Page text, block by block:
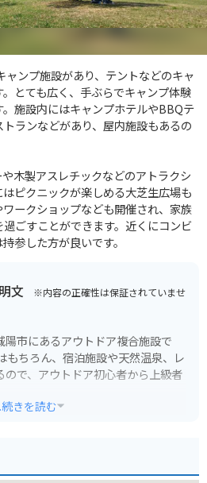
ャンプ施設があり、テントなどのキャ
とても広く、手ぶらでキャンプ体験
施設内にはキャンプホテルやBBQテ
ランなどがあり、屋内施設もあるの
木製アスレチックなどのアトラクシ
ピクニックが楽しめる大芝生広場も
ークショップなども開催され、家族
ごすことができます。近くにコンビ
参した方が良いです。
文 ※内容の正確性は保証されていませ
陽市にあるアウトドア複合施設で
もちろん、宿泊施設や天然温泉、レ
ので、アウトドア初心者から上級者
ランもあるので、家族連れにもおす
続きを読む